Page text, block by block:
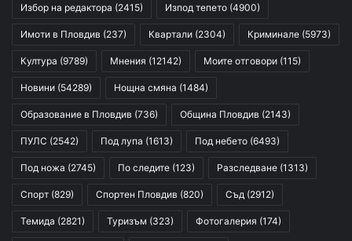
Избор на редактора (2415) Изпод тепето (4900)
Имоти в Пловдив (237) Квартали (2304) Криминале (5973)
Култура (9789) Мнения (12142) Моите отговори (115)
Новини (54289) Нощна смяна (1484)
Образование в Пловдив (736) Община Пловдив (2143)
ПУЛС (2542) Под лупа (1613) Под небето (6493)
Под ножа (2745) По следите (123) Разследване (1313)
Спорт (829) Спортен Пловдив (820) Съд (2912)
Темида (2821) Туризъм (323) Фотогалерия (174)